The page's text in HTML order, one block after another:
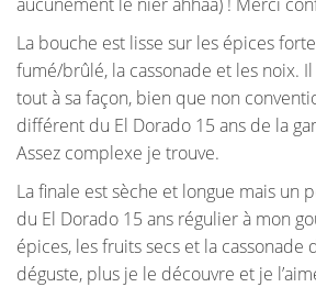
La bouche est lisse sur les épices
fumé/brûlé, la cassonade et les noix.
tout à sa façon, bien que non
différent du El Dorado 15 ans de la
Assez complexe je trouve.
La finale est sèche et longue mais un
du El Dorado 15 ans régulier à mon
épices, les fruits secs et la cassonade
déguste, plus je le découvre et je